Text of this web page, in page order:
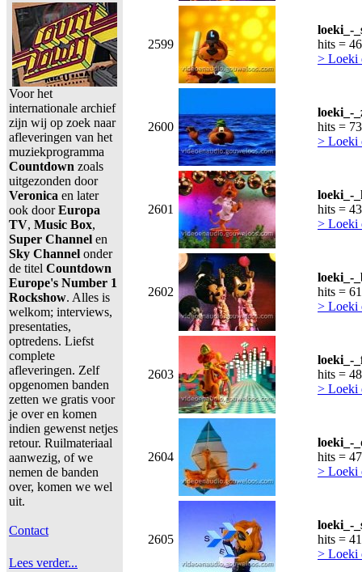
Voor het
internationale archief
zijn wij op zoek naar
afleveringen van het
muziekprogramma
Countdown zoals
uitgezonden door
Veronica en later
ook doorEuropa
TV, Music Box,
Super Channel en
Sky Channel onder
de titel Countdown
Europe's Number 1
Rockshow. Alles is
welkom; interviews,
presentaties,
optredens. Liefst
complete
afleveringen. Zelf
opgenomen banden
zetten we gratis voor
je over en komen
indien gewenst netjes
retour. Ruilmateriaal
aanwezig, of we
nemen de banden
over, komen we wel
uit.
Contact
Lees verder...
2599
loeki_-
hits =
> Loeki
2600
loeki_-
hits =
> Loeki
2601
loeki_-
hits =
> Loeki
2602
loeki_-
hits =
> Loeki
2603
loeki_-
hits =
> Loeki
2604
loeki_-
hits =
> Loeki
2605
loeki_-
hits =
> Loeki